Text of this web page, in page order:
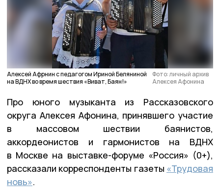
Алексей Афрнин с педагогом Ириной Беляниной
на ВДНХ во время шествия «Виват, Баян!»
Фото: личный архив
Алексея Афонина
Про юного музыканта из Рассказовского
округа Алексея Афонина, принявшего участие
в массовом шествии баянистов,
аккордеонистов и гармонистов на ВДНХ
в Москве на выставке-форуме «Россия» (0+),
рассказали корреспонденты газеты «Трудовая
новь».